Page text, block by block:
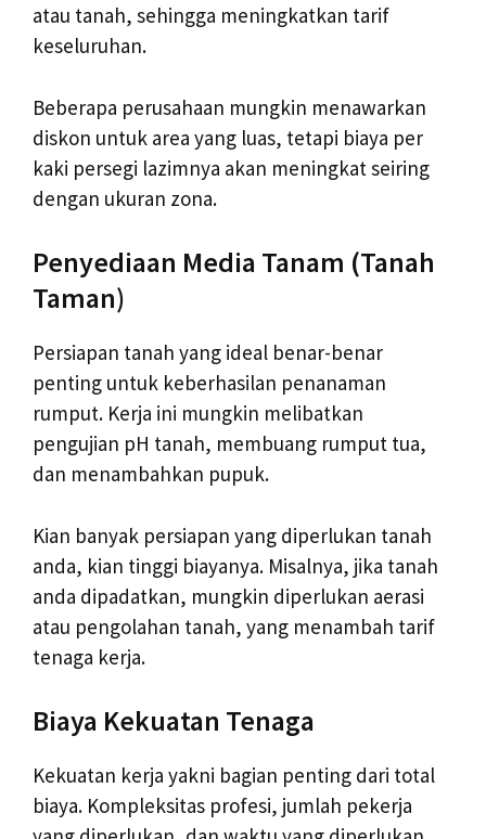
atau tanah, sehingga meningkatkan tarif
keseluruhan.
Beberapa perusahaan mungkin menawarkan
diskon untuk area yang luas, tetapi biaya per
kaki persegi lazimnya akan meningkat seiring
dengan ukuran zona.
Penyediaan Media Tanam (Tanah
Taman)
Persiapan tanah yang ideal benar-benar
penting untuk keberhasilan penanaman
rumput. Kerja ini mungkin melibatkan
pengujian pH tanah, membuang rumput tua,
dan menambahkan pupuk.
Kian banyak persiapan yang diperlukan tanah
anda, kian tinggi biayanya. Misalnya, jika tanah
anda dipadatkan, mungkin diperlukan aerasi
atau pengolahan tanah, yang menambah tarif
tenaga kerja.
Biaya Kekuatan Tenaga
Kekuatan kerja yakni bagian penting dari total
biaya. Kompleksitas profesi, jumlah pekerja